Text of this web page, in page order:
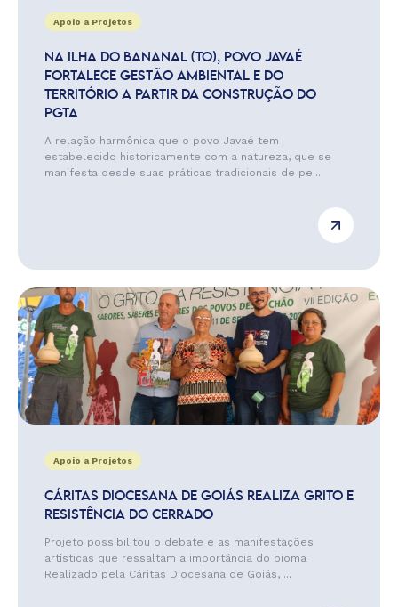
Apoio a Projetos
NA ILHA DO BANANAL (TO), POVO JAVAÉ
FORTALECE GESTÃO AMBIENTAL E DO
TERRITÓRIO A PARTIR DA CONSTRUÇÃO DO
PGTA
A relação harmônica que o povo Javaé tem
estabelecido historicamente com a natureza, que se
manifesta desde suas práticas tradicionais de pe...
Apoio a Projetos
CÁRITAS DIOCESANA DE GOIÁS REALIZA GRITO E
RESISTÊNCIA DO CERRADO
Projeto possibilitou o debate e as manifestações
artísticas que ressaltam a importância do bioma
Realizado pela Cáritas Diocesana de Goiás, ...